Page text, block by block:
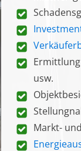
usw.
Markt-